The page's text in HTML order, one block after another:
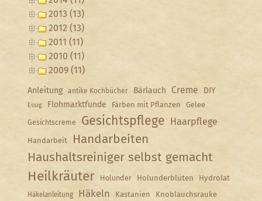
2013 (13)
2012 (13)
2011 (11)
2010 (11)
2009 (11)
Anleitung antike Kochbücher Bärlauch Creme DIY
Essig Flohmarktfunde Färben mit Pflanzen Gelee
Gesichtscreme Gesichtspflege Haarpflege
Handarbeit
Handarbeiten
Haushaltsreiniger selbst gemacht
Heilkräuter Holunder Holunderblüten Hydrolat
Häkelanleitung Häkeln Kastanien Knoblauchsrauke